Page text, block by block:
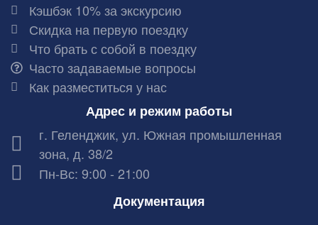
Кэшбэк 10% за экскурсию
Скидка на первую поездку
Что брать с собой в поездку
Часто задаваемые вопросы
Как разместиться у нас
Адрес и режим работы
г. Геленджик, ул. Южная промышленная
зона, д. 38/2
Пн-Вс: 9:00 - 21:00
Документация